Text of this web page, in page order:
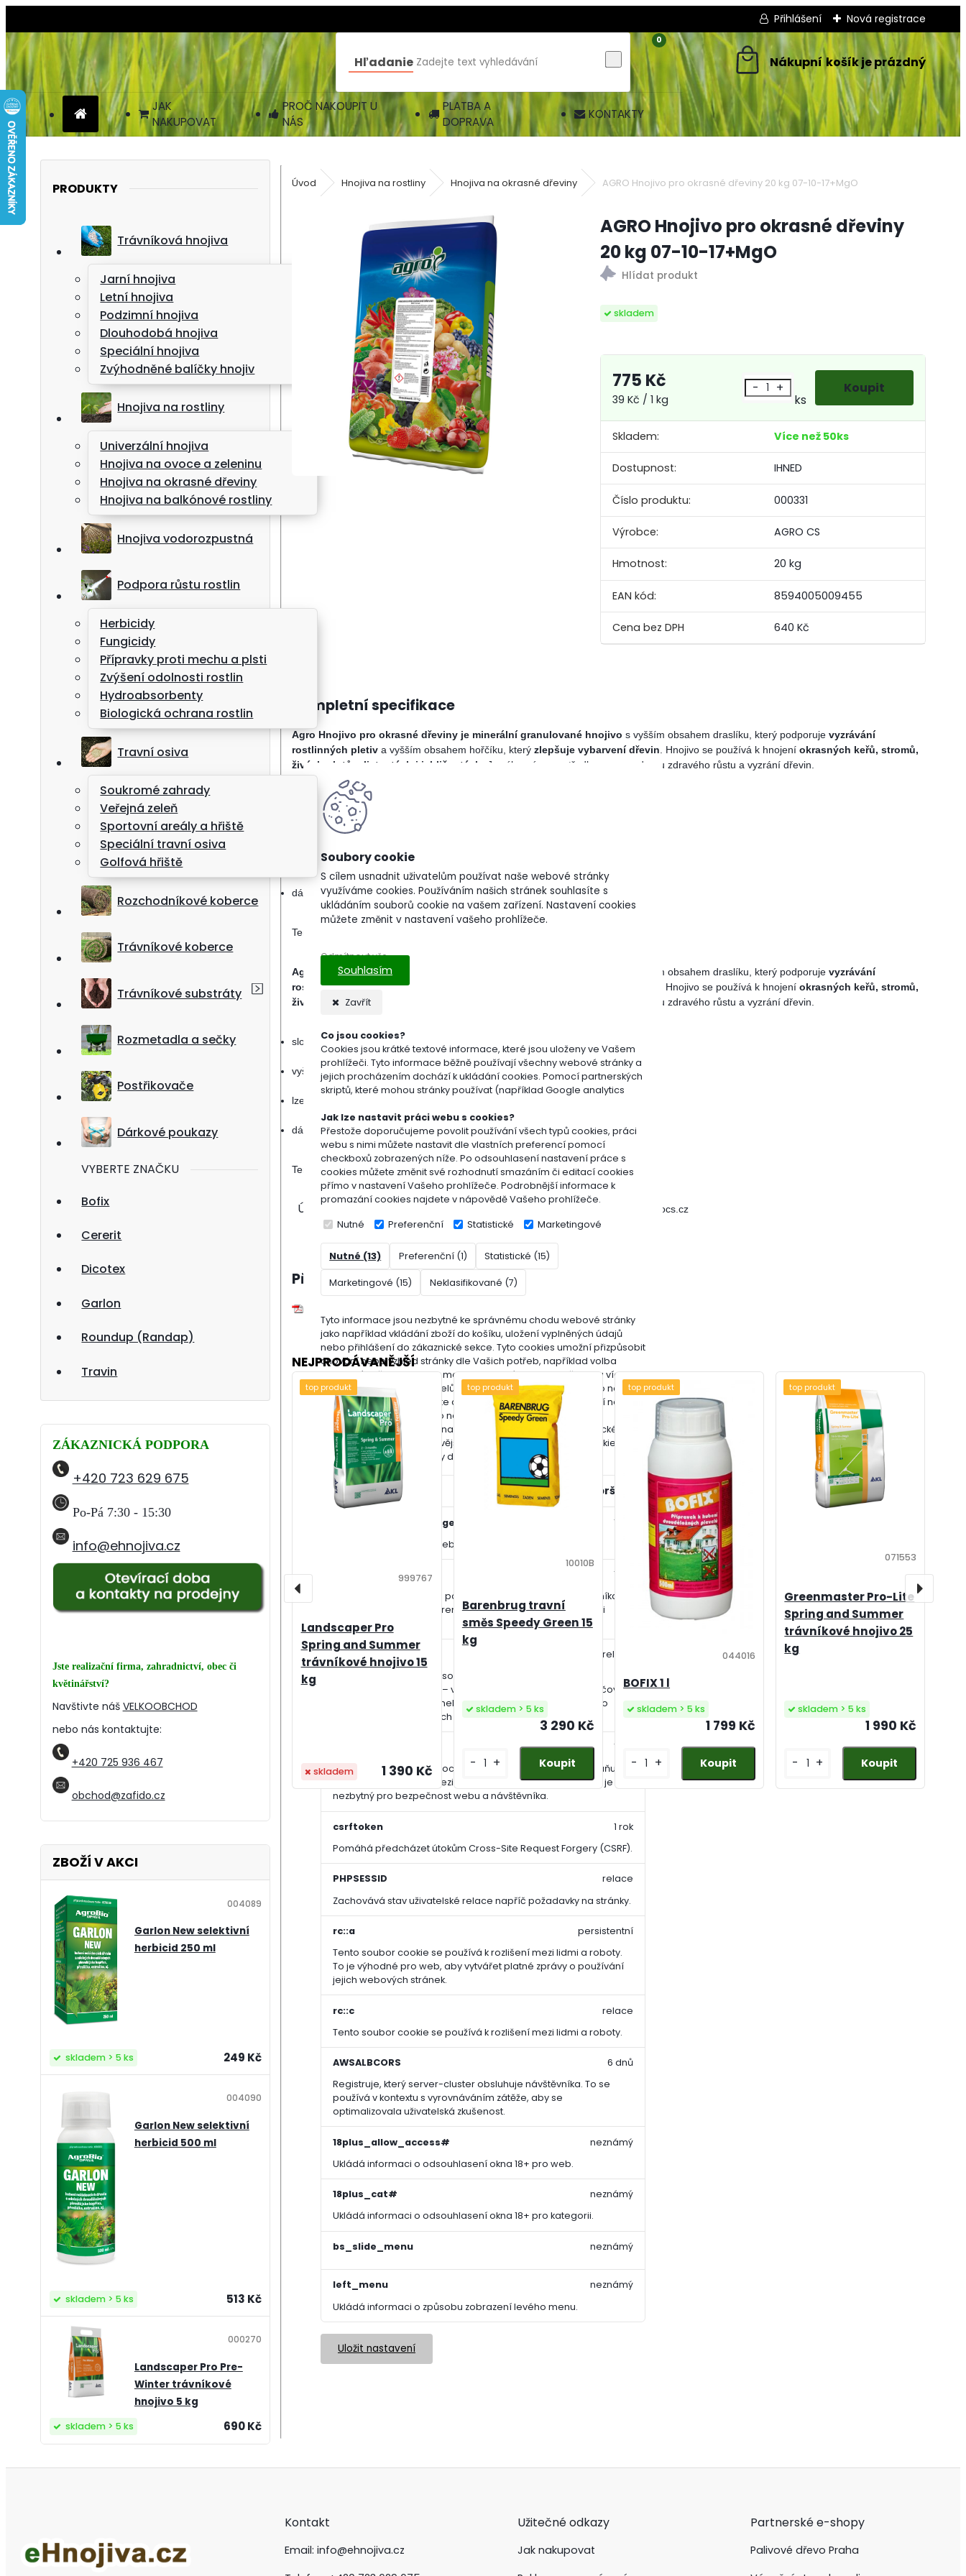
S cílem usnadnit uživatelům používat naše webové stránky
využíváme cookies. Používáním našich stránek souhlasíte s
ukládáním souborů cookie na vašem zařízení. Nastavení cookies
můžete změnit v nastavení vašeho prohlížeče.
Odmítnout vše
Souhlasím
Zavřít
Co jsou cookies?
Cookies jsou krátké textové informace, které jsou uloženy ve Vašem
prohlížeči. Tyto informace běžně používají všechny webové stránky a
jejich procházením dochází k ukládání cookies. Pomocí partnerských
skriptů, které mohou stránky používat (například Google analytics
Jak lze nastavit práci webu s cookies?
Přestože doporučujeme povolit používání všech typů cookies, práci
webu s nimi můžete nastavit dle vlastních preferencí pomocí
checkboxů zobrazených níže. Po odsouhlasení nastavení práce s
cookies můžete změnit své rozhodnutí smazáním či editací cookies
přímo v nastavení Vašeho prohlížeče. Podrobnější informace k
promazání cookies najdete v nápovědě Vašeho prohlížeče.
Nutné Preferenční Statistické Marketingové
Nutné (13) Preferenční (1) Statistické (15)
Marketingové (15) Neklasifikované (7)
Tyto informace jsou nezbytné ke správnému chodu webové stránky
jako například vkládání zboží do košíku, uložení vyplněných údajů
nebo přihlášení do zákaznické sekce. Tyto cookies umožní přizpůsobit
chování nebo vzhled stránky dle Vašich potřeb, například volba
jazyka.Díky těmto cookies mohou majitelé i developeři webu více
porozumět chování uživatelů a vyvijet stránku tak, aby byla co nejvíce
prozákaznická. Tedy abyste co nejrychleji našli hledané zboží nebo
co nejsnáze dokončili jeho nákup.
Tyto informace umožní
personalizovat zobrazení nabídek přímo pro Vás díky historické
zkušenosti procházení dřívějších stránek a nabídek.
Tyto cookies
prozatím nebyly roztříděny do vlastní kategorie.
Účel Vypršení
show_cookie_message
Ukládá informaci o potřebě zobrazení cookie lišty
1 rok
Tento soubor cookie se používá k uložení identity návštěvníka
během návštěv a preference návštěvníka deaktivovat naši
funkci živého chatu.
1 rok
__cfruid
Tento soubor cookie je součástí služeb poskytovaných
společností Cloudflare – včetně vyrovnávání zátěže, doručování
obsahu webových stránek a poskytování připojení DNS pro
provozovatele webových stránek.
relace
Zajišťuje bezpečnost procházení návštěvníků tím, že zabraňuje
padělání požadavků mezi stránkami. Tento soubor cookie je
nezbytný pro bezpečnost webu a návštěvníka.
1 rok
csrftoken
Pomáhá předcházet útokům Cross-Site Request Forgery (CSRF).
1 rok
PHPSESSID
Zachovává stav uživatelské relace napříč požadavky na stránky.
relace
rc::a
Tento soubor cookie se používá k rozlišení mezi lidmi a roboty.
To je výhodné pro web, aby vytvářet platné zprávy o používání
jejich webových stránek.
persistentní
rc::c
Tento soubor cookie se používá k rozlišení mezi lidmi a roboty.
relace
AWSALBCORS
Registruje, který server-cluster obsluhuje návštěvníka. To se
používá v kontextu s vyrovnáváním zátěže, aby se
optimalizovala uživatelská zkušenost.
6 dnů
18plus_allow_access#
Ukládá informaci o odsouhlasení okna 18+ pro web.
neznámý
18plus_cat#
Ukládá informaci o odsouhlasení okna 18+ pro kategorii.
neznámý
bs_slide_menu neznámý
left_menu
Ukládá informaci o způsobu zobrazení levého menu.
neznámý
Uložit nastavení
Přihlášení Nová registrace
JAK
NAKUPOVAT
PROČ NAKOUPIT U
NÁS
PLATBA A
DOPRAVA
KONTAKTY
Hľadanie
0
PRODUKTY
Trávníková hnojiva
Jarní hnojiva
Letní hnojiva
Podzimní hnojiva
Dlouhodobá hnojiva
Speciální hnojiva
Zvýhodněné balíčky hnojiv
Hnojiva na rostliny
Univerzální hnojiva
Hnojiva na ovoce a zeleninu
Hnojiva na okrasné dřeviny
Hnojiva na balkónové rostliny
Hnojiva vodorozpustná
Podpora růstu rostlin
Herbicidy
Fungicidy
Přípravky proti mechu a plsti
Zvýšení odolnosti rostlin
Hydroabsorbenty
Biologická ochrana rostlin
Travní osiva
Soukromé zahrady
Veřejná zeleň
Sportovní areály a hřiště
Speciální travní osiva
Golfová hřiště
Rozchodníkové koberce
Trávníkové koberce
Trávníkové substráty
Rozmetadla a sečky
Postřikovače
Dárkové poukazy
VYBERTE ZNAČKU
Bofix
Cererit
Dicotex
Garlon
Roundup (Randap)
Travin
ZÁKAZNICKÁ PODPORA
+420 723 629 675
Po-Pá 7:30 - 15:30
info@ehnojiva.cz
Jste realizační firma, zahradnictví, obec či
květinářství?
Navštivte náš VELKOOBCHOD
nebo nás kontaktujte:
+420 725 936 467
obchod@zafido.cz
ZBOŽÍ V AKCI
Garlon New selektivní
herbicid 250 ml
004089
249 Kč
skladem > 5 ks
Garlon New selektivní
herbicid 500 ml
004090
513 Kč
skladem > 5 ks
Landscaper Pro Pre-
Winter trávníkové
hnojivo 5 kg
000270
690 Kč
skladem > 5 ks
Úvod Hnojiva na rostliny Hnojiva na okrasné dřeviny AGRO Hnojivo pro okrasné dřeviny 20 kg 07-10-17+MgO
AGRO Hnojivo pro okrasné dřeviny
20 kg 07-10-17+MgO
skladem
Skladem: Více než 50ks
Dostupnost: IHNED
Číslo produktu: 000331
Výrobce: AGRO CS
Hmotnost: 20 kg
EAN kód: 8594005009455
640 Kč
775 Kč
39 Kč / 1 kg
- +
ks
Kompletní specifikace
Agro Hnojivo pro okrasné dřeviny je minerální granulované hnojivo s vyšším obsahem draslíku, který podporujevyzrávání
rostlinných pletiv a vyšším obsahem hořčíku, kterýzlepšuje vybarvení dřevin . Hnojivo se používá k hnojeníokrasných keřů, stromů,
živých plotů – listnatých i jehličnatých
. Je výborným prostředkem pro podporu zdravého růstu a vyzrání dřevin.
složení: dusík – fosfor – draslík v poměru 7-10-16,5 + hořčík
vyšší obsah draslíku a hořčíku
lze jej použít při výsadbě rostlin i během vegetačního období
dávkování: 10 kg hnojiva vystačí cca na 200 - 500 m2 dle typu rostliny
Tento produkt dodáváme v pytlích různých objemů.
Agro Hnojivo pro okrasné dřeviny je minerální granulované hnojivo s vyšším obsahem draslíku, který podporujevyzrávání
rostlinných pletiva vyšším obsahem hořčíku, který . Hnojivo se používá k hnojeníokrasných keřů, stromů,
živých plotů – listnatých i jehličnatých
. Je výborným prostředkem pro podporu zdravého růstu a vyzrání dřevin.
složení: dusík – fosfor – draslík v poměru 7-10-16,5 + hořčík
vyšší obsah draslíku a hořčíku
lze jej použít při výsadbě rostlin i během vegetačního období
dávkování: 10 kg hnojiva vystačí cca na 200 - 500 m2 dle typu rostliny
Tento produkt dodáváme v pytlích různých objemů.
Údaje o výrobci: AGRO CS a.s., Říkov 265, 552 03 Říkov, agrocs@agrocs.cz
Přílohy
NEJPRODÁVANĚJŠÍ
Landscaper Pro
Spring and Summer
trávníkové hnojivo 15
kg
999767
1 390 Kč
skladem
top produkt
Barenbrug travní
směs Speedy Green 15
kg
10010B
3 290 Kč
- +
skladem > 5 ks
top produkt
BOFIX 1 l
044016
1 799 Kč
- +
skladem > 5 ks
top produkt
Greenmaster Pro-Lite
Spring and Summer
trávníkové hnojivo 25
kg
071553
1 990 Kč
- +
skladem > 5 ks
top produkt
Kontakt
Email: info@ehnojiva.cz
Užitečné odkazy
Jak nakupovat
Partnerské e-shopy
Palivové dřevo Praha